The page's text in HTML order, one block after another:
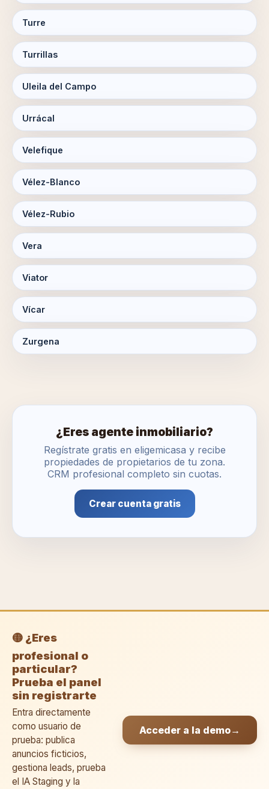
Turre
Turrillas
Uleila del Campo
Urrácal
Velefique
Vélez-Blanco
Vélez-Rubio
Vera
Viator
Vícar
Zurgena
¿Eres agente inmobiliario?
Regístrate gratis en eligemicasa y recibe
propiedades de propietarios de tu zona.
CRM profesional completo sin cuotas.
Crear cuenta gratis
🟡 ¿Eres
profesional o
particular?
Prueba el panel
sin registrarte
Entra directamente
como usuario de
prueba: publica
anuncios ficticios,
gestiona leads, prueba
el IA Staging y la
Acceder a la demo→